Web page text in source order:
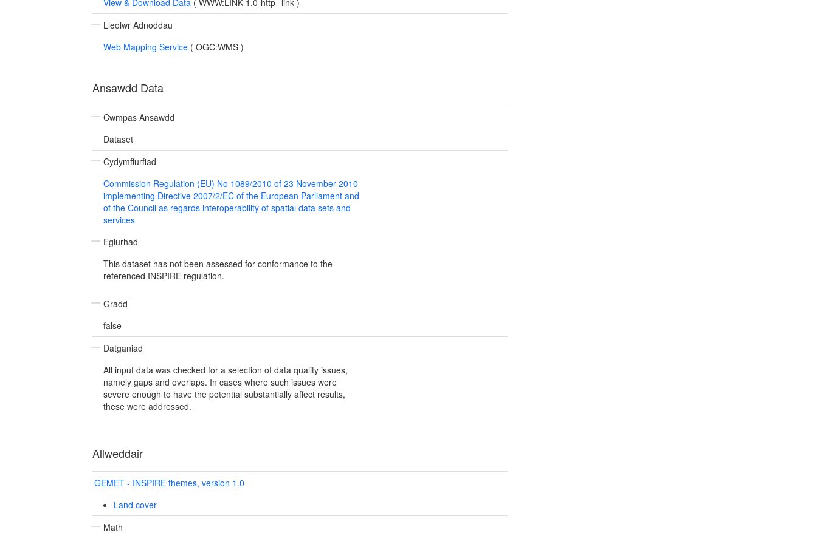
Lleolwr Adnoddau
Web Mapping Service ( OGC:WMS )
Ansawdd Data
Cwmpas Ansawdd
Dataset
Cydymffurfiad
Commission Regulation (EU) No 1089/2010 of 23 November 2010
implementing Directive 2007/2/EC of the European Parliament and
of the Council as regards interoperability of spatial data sets and
services
Eglurhad
This dataset has not been assessed for conformance to the
referenced INSPIRE regulation.
Gradd
false
Datganiad
All input data was checked for a selection of data quality issues,
namely gaps and overlaps. In cases where such issues were
severe enough to have the potential substantially affect results,
these were addressed.
Allweddair
GEMET - INSPIRE themes, version 1.0
Land cover
Math